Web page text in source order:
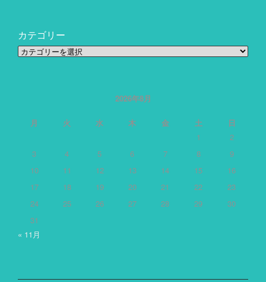
カテゴリー
カ
2026年8月
月 火 水 木 金 土
日
1
2
3
4 5 6 7 8
9
10
11 12 13 14 15
16
17
18 19 20 21 22
23
24
25 26 27 28 29
30
31
« 11月